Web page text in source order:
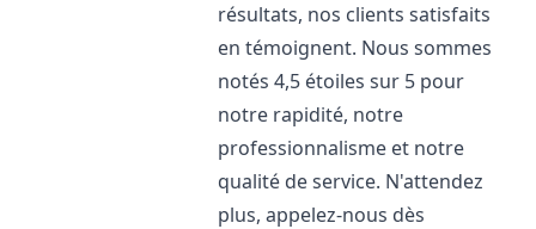
résultats, nos clients satisfaits
en témoignent. Nous sommes
notés 4,5 étoiles sur 5 pour
notre rapidité, notre
professionnalisme et notre
qualité de service. N'attendez
plus, appelez-nous dès